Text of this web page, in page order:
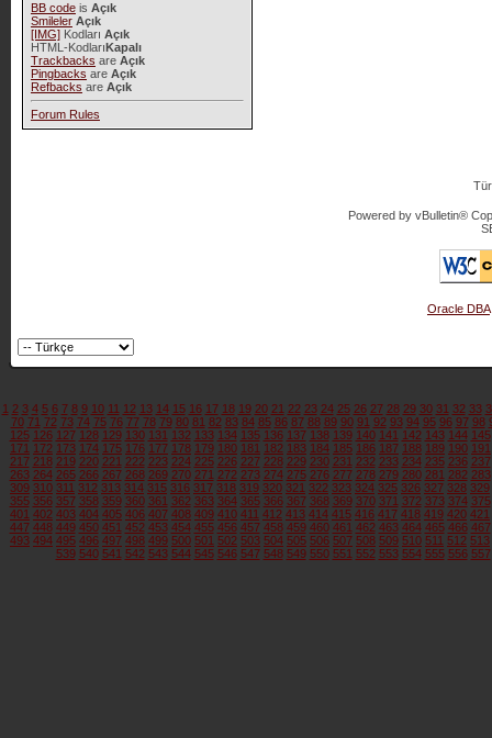
BB codeis Açık
Smileler Açık
[IMG]Kodları Açık
HTML-KodlarıKapalı
Trackbacks are Açık
Pingbacks are Açık
Refbacks are Açık
Forum Rules
Powered by vBulletin®
Oracle DBA
1 2 3 4 5 6 7 8 9 10 11 12 13 14 15 16 17 18 19 20 21 22 23 24 25 26 27 28 29 30 31 32 33
70 71 72 73 74 75 76 77 78 79 80 81 82 83 84 85 86 87 88 89 90 91 92 93 94 95 96 97 98
125 126 127 128 129 130 131 132 133 134 135 136 137 138 139 140 141 142 143 144 145
171 172 173 174 175 176 177 178 179 180 181 182 183 184 185 186 187 188 189 190 191
217 218 219 220 221 222 223 224 225 226 227 228 229 230 231 232 233 234 235 236 237
263 264 265 266 267 268 269 270 271 272 273 274 275 276 277 278 279 280 281 282 283
309 310 311 312 313 314 315 316 317 318 319 320 321 322 323 324 325 326 327 328 329
355 356 357 358 359 360 361 362 363 364 365 366 367 368 369 370 371 372 373 374 375
401 402 403 404 405 406 407 408 409 410 411 412 413 414 415 416 417 418 419 420 421
447 448 449 450 451 452 453 454 455 456 457 458 459 460 461 462 463 464 465 466 467
493 494 495 496 497 498 499 500 501 502 503 504 505 506 507 508 509 510 511 512 513
539 540 541 542 543 544 545 546 547 548 549 550 551 552 553 554 555 556 557